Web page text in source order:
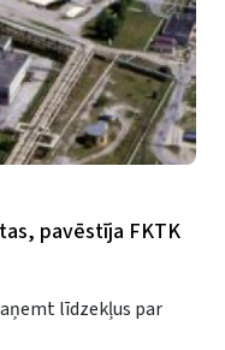
pavēstīja FKTK
līdzekļus par